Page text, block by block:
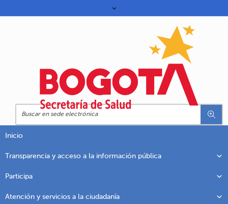
Inicio
Transparencia y acceso a la información pública
Participa
Atención y servicios a la ciudadanía